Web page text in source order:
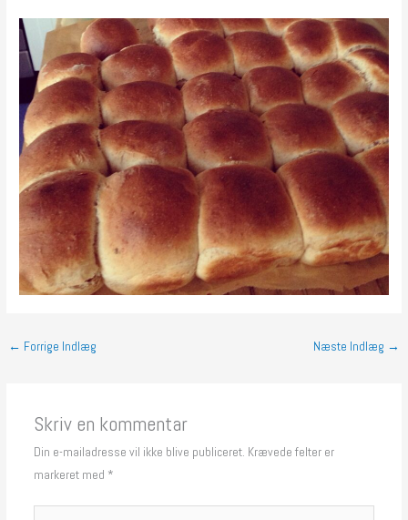
← Forrige Indlæg Næste Indlæg →
Skriv en kommentar
Din e-mailadresse vil ikke blive publiceret. Krævede felter er
markeret med *